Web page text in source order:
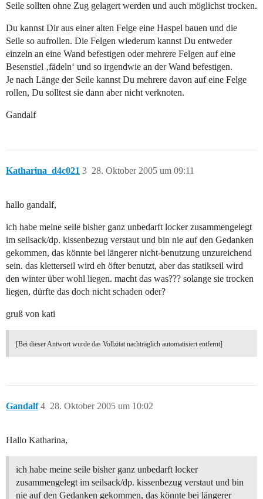
Seile sollten ohne Zug gelagert werden und auch möglichst trocken.
Du kannst Dir aus einer alten Felge eine Haspel bauen und die
Seile so aufrollen. Die Felgen wiederum kannst Du entweder
einzeln an eine Wand befestigen oder mehrere Felgen auf eine
Besenstiel ‚fädeln‘ und so irgendwie an der Wand befestigen.
Je nach Länge der Seile kannst Du mehrere davon auf eine Felge
rollen, Du solltest sie dann aber nicht verknoten.
Gandalf
Katharina_d4c021 28. Oktober 2005 um 09:11
3
hallo gandalf,
ich habe meine seile bisher ganz unbedarft locker zusammengelegt
im seilsack/dp. kissenbezug verstaut und bin nie auf den Gedanken
gekommen, das könnte bei längerer nicht-benutzung unzureichend
sein. das kletterseil wird eh öfter benutzt, aber das statikseil wird
den winter über wohl liegen. macht das was??? solange sie trocken
liegen, dürfte das doch nicht schaden oder?
gruß von kati
[Bei dieser Antwort wurde das Vollzitat nachträglich automatisiert entfernt]
Gandalf 28. Oktober 2005 um 10:02
4
Hallo Katharina,
ich habe meine seile bisher ganz unbedarft locker
zusammengelegt im seilsack/dp. kissenbezug verstaut und bin
nie auf den Gedanken gekommen, das könnte bei längerer